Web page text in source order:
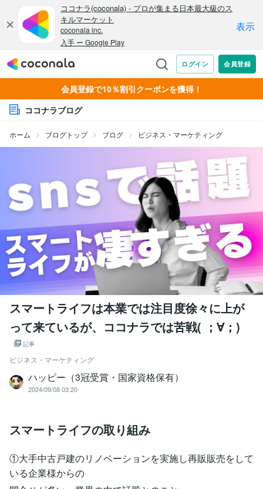
会員登録で10％割引クーポンを獲得！
ココナラブログ
ホーム ブログトップ ブログ ビジネス・マーケティング
スマートライフは本業では注目度徐々に上が
って来ているが、ココナラでは苦戦( ；∀；)
記事
ビジネス・マーケティング
ハッピー（3冠受賞・国家資格保有）
2024/09/08 03:20
スマートライフの取り組み
①大手中古戸建のリノベーションを実施し再販販売をして
いる企業様からの